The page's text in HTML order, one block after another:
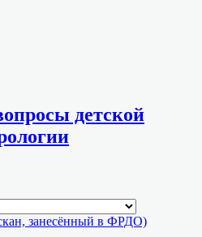
детской
занесённый в ФРДО)